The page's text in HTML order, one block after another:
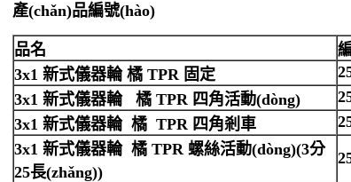
產(chǎn)品編號(hào)
品名
3x1 新式儀器輪 橘 TPR 固定
3x1 新式儀器輪 橘 TPR 四角活動(dòng)
3x1 新式儀器輪 橘 TPR 四角剎車
3x1 新式儀器輪 橘 TPR 螺絲活動(dòng)(3分
25長(zhǎng))